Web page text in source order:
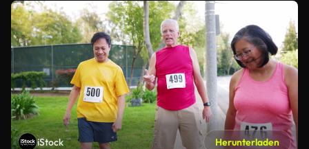
iStock Herunterladen